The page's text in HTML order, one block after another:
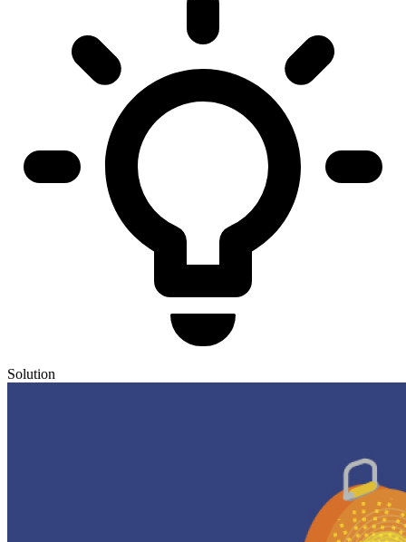
Solution